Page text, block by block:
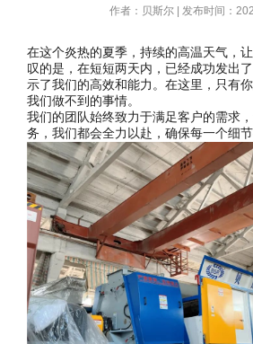
作者：贝斯尔 | 发布时间：
在这个炎热的夏季，持续的高温天气，
叹的是，在短短两天内，已经成功发出
示了我们的高效和能力。在这里，只有
我们做不到的事
我们的团队始终致力于满足客户的需求
务，我们都会全力以赴，确保每一个细节